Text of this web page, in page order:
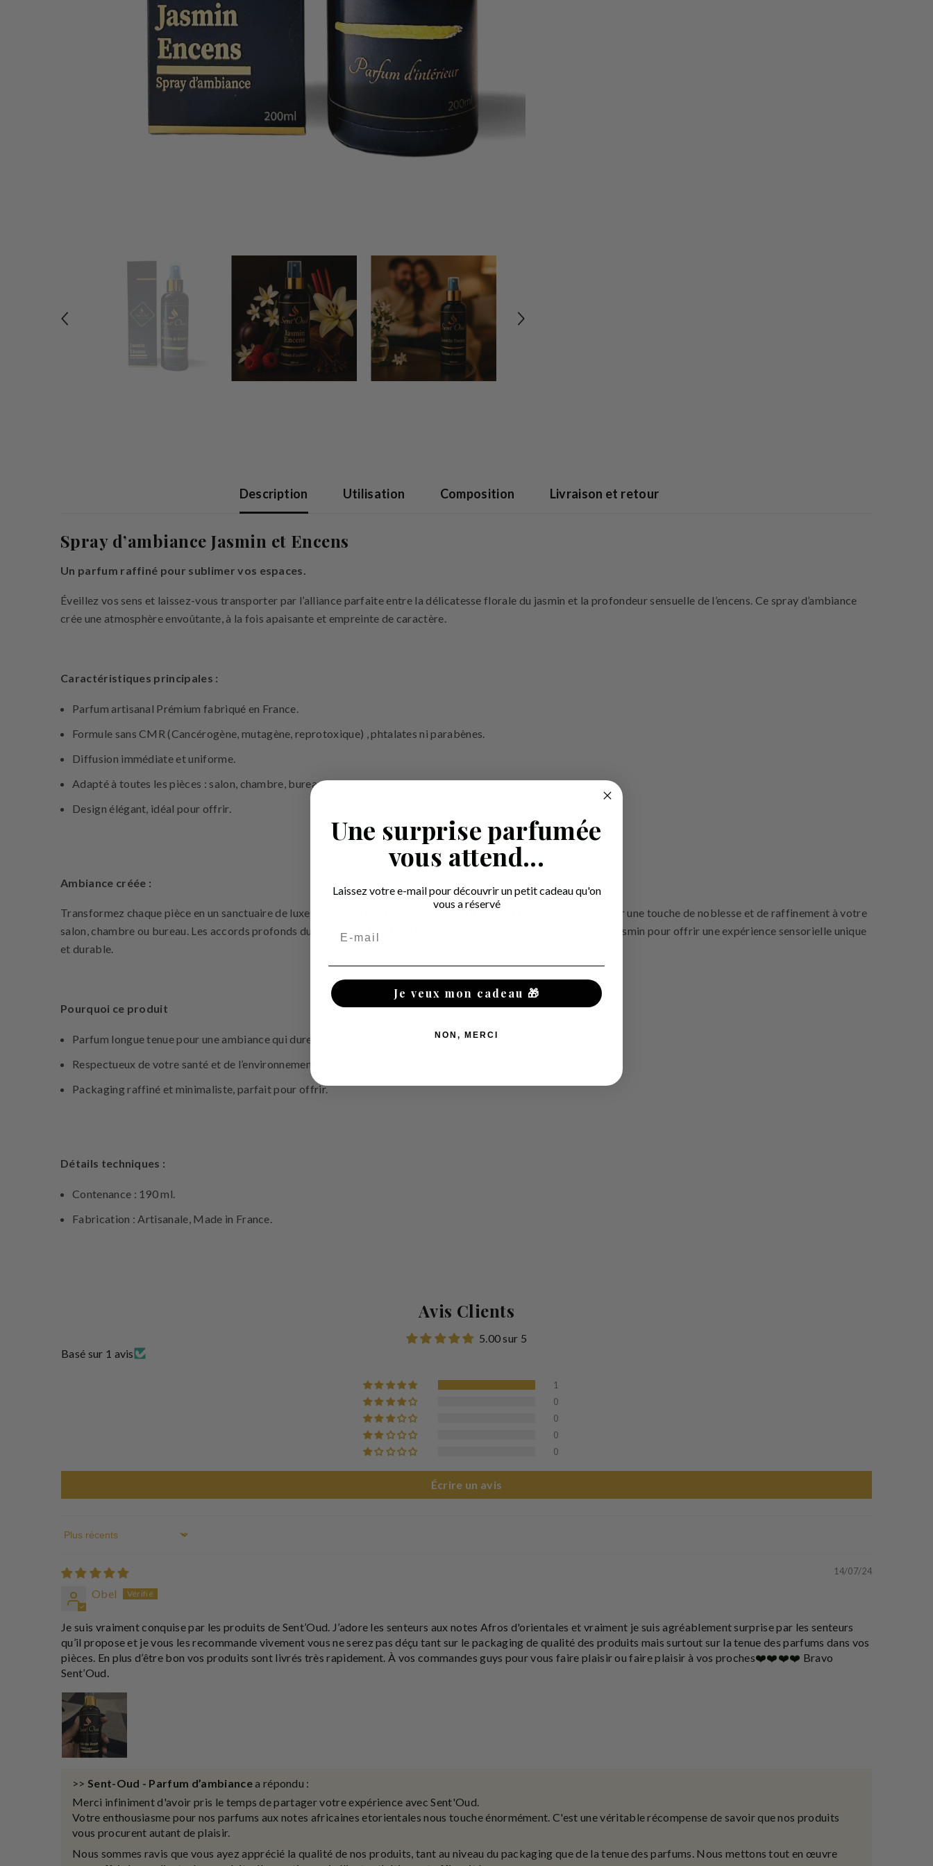
Description Utilisation Composition Livraison et retour
Spray d’ambiance Jasmin et Encens
Un parfum raffiné pour sublimer vos espaces.
Éveillez vos sens et laissez-vous transporter par l’alliance parfaite entre la délicatesse florale du jasmin et la profondeur sensuelle de l’encens. Ce spray d’ambiance
crée une atmosphère envoûtante, à la fois apaisante et empreinte de caractère.
Caractéristiques principales :
Parfum artisanal Prémium fabriqué en France.
Formule sans CMR (Cancérogène, mutagène, reprotoxique) , phtalates ni parabènes.
Diffusion immédiate et uniforme.
Adapté à toutes les pièces : salon, chambre, bureau.
Design élégant, idéal pour offrir.
Ambiance créée :
Transformez chaque pièce en un sanctuaire de luxe et de mystère. Le spray Jasmin Encens est parfait pour apporter une touche de noblesse et de raffinement à votre
salon, chambre ou bureau. Les accords profonds du bois de cèdre et de l’encens s’allient à la féminité élégante du jasmin pour offrir une expérience sensorielle unique
et durable.
Pourquoi ce produit
Parfum longue tenue pour une ambiance qui dure des heures.
Respectueux de votre santé et de l’environnement.
Packaging raffiné et minimaliste, parfait pour offrir.
Détails techniques :
Contenance : 190 ml.
Fabrication : Artisanale, Made in France.
Avis Clients
5.00 sur 5
Basé sur 1 avis
1
0
0
0
0
Écrire un avis
Sort By
14/07/24
Obel
Je suis vraiment conquise par les produits de Sent’Oud. J’adore les senteurs aux notes Afros d'orientales et vraiment je suis agréablement surprise par les senteurs
qu’il propose et je vous les recommande vivement vous ne serez pas déçu tant sur le packaging de qualité des produits mais surtout sur la tenue des parfums dans vos
pièces. En plus d’être bon vos produits sont livrés très rapidement. À vos commandes guys pour vous faire plaisir ou faire plaisir à vos proches❤️❤️❤️❤️ Bravo
Sent’Oud.
>> Sent-Oud - Parfum d’ambiancea répondu :
Merci infiniment d'avoir pris le temps de partager votre expérience avec Sent'Oud.
Votre enthousiasme pour nos parfums aux notes africaines etorientales nous touche énormément. C'est une véritable récompense de savoir que nos produits
vous procurent autant de plaisir.
Nous sommes ravis que vous ayez apprécié la qualité de nos produits, tant au niveau du packaging que de la tenue des parfums. Nous mettons tout en œuvre
Une surprise parfumée
vous attend...
Laissez votre e-mail pour découvrir un petit cadeau qu'on
vous a réservé
Je veux mon cadeau 🎁
NON, MERCI